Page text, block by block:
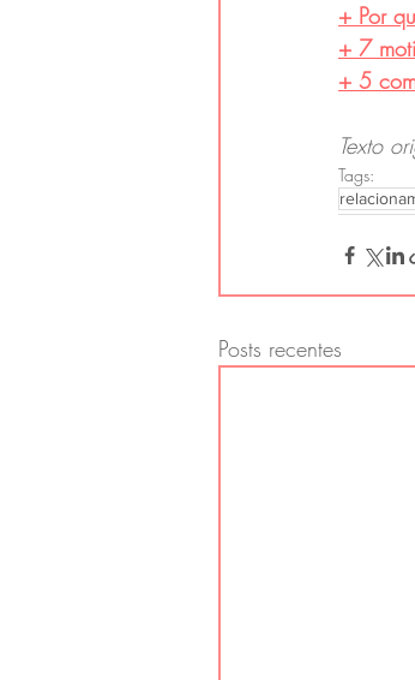
+ Por
+ 7
+ 5
Texto
Tags:
Posts recentes